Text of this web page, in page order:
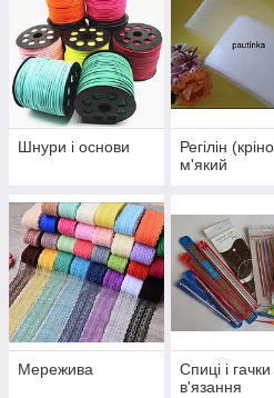
Шнури і основи
Регілін
м'який
Мережива
Спиці і
в'язання